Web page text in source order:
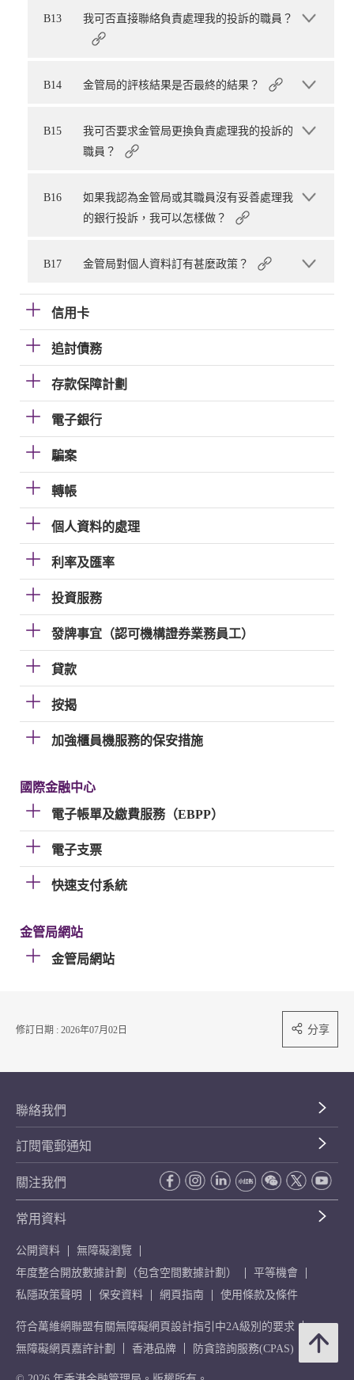
B13 我可否直接聯絡負責處理我的投訴的職員？
B14 金管局的評核結果是否最終的結果？
B15
我可否要求金管局更換負責處理我的投訴的
職員？
B16
如果我認為金管局或其職員沒有妥善處理我
的銀行投訴，我可以怎樣做？
B17 金管局對個人資料訂有甚麼政策？
信用卡
追討債務
存款保障計劃
電子銀行
騙案
轉帳
個人資料的處理
利率及匯率
投資服務
發牌事宜（認可機構證券業務員工）
貸款
按揭
加強櫃員機服務的保安措施
國際金融中心
電子帳單及繳費服務（EBPP）
電子支票
快速支付系統
金管局網站
金管局網站
修訂日期 : 2026年07月02日 分享
聯絡我們
訂閱電郵通知
關注我們
常用資料
公開資料
無障礙瀏覽
年度整合開放數據計劃（包含空間數據計劃）
平等機會
私隱政策聲明
保安資料 網頁指南 使用條款及條件
符合萬維網聯盟有關無障礙網頁設計指引中2A級別的要求
無障礙網頁嘉許計劃
香港品牌 防貪諮詢服務(CPAS)